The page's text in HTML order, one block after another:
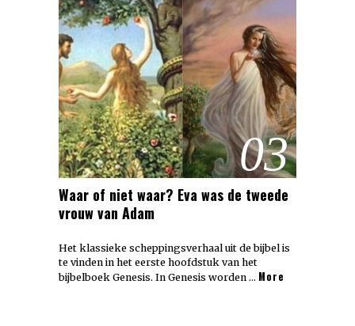
03
Waar of niet waar? Eva was de tweede
vrouw van Adam
Het klassieke scheppingsverhaal uit de bijbel is
te vinden in het eerste hoofdstuk van het
bijbelboek Genesis. In Genesis worden … More